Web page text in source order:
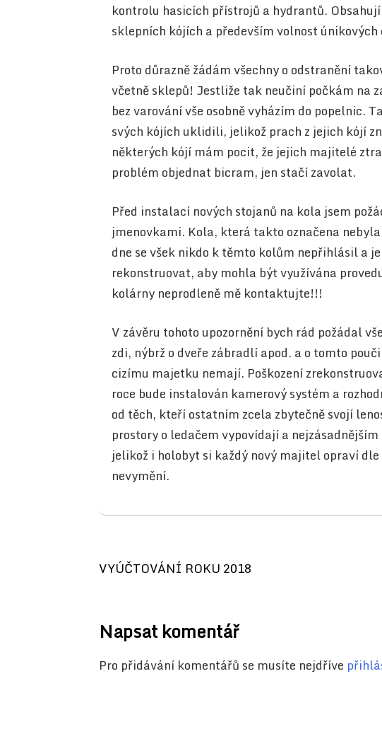
kontrolu hasicích přístrojů a hydrantů.
sklepních kójích a především volnost únikových
Proto důrazně žádám všechny o odstranění
včetně sklepů! Jestliže tak neučiní počkám na
bez varování vše osobně vyházím do popelnic.
svých kójích uklidili, jelikož prach z jejich kójí
některých kójí mám pocit, že jejich majitelé
problém objednat bicram, jen stačí zavolat.
Před instalací nových stojanů na kola jsem
jmenovkami. Kola, která takto označena
dne se všek nikdo k těmto kolům nepřihlásil a
rekonstruovat, aby mohla být využívána
kolárny neprodleně mě kontaktujte!!!
V závěru tohoto upozornění bych rád požádal
zdi, nýbrž o dveře zábradlí apod. a o tomto
cizímu majetku nemají. Poškození
roce bude instalován kamerový systém a
od těch, kteří ostatním zcela zbytečně svojí
prostory o ledačem vypovídají a
jelikož i holobyt si každý nový majitel opraví
nevymění.
Navigace
pro
příspěvek
VYÚČTOVÁNÍ ROKU 2018
Napsat komentář
Pro přidávání komentářů se musíte nejdříve